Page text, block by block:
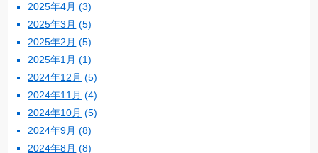
2025年4月 (3)
2025年3月 (5)
2025年2月 (5)
2025年1月 (1)
2024年12月 (5)
2024年11月 (4)
2024年10月 (5)
2024年9月 (8)
2024年8月 (8)